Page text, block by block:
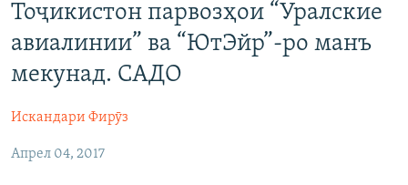
мояи
аслӣ
ба
феҳристи
Ҷаҳиш
ҚАЗИЯИ "КРОКУС"
ОСИЁИ МАРКАЗӢ
ГАПИ ОЗОД
РӮЗГОРИ МУҲОҶИР
ТАҲҚИҚОТ
ҶАНГ ДАР УКРАИНА
Тоҷикистон парвозҳои “Уралские
авиалинии” ва “ЮтЭйр”-ро манъ
мекунад. САДО
Искандари Фирӯз
Апрел 04, 2017